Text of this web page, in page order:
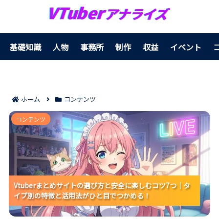
基礎知識 人物 事務所 制作 収益 イベント
ホーム コンテンツ
Vtuberまとめサイトの選び方と安全に楽しむコツ7つ｜
タイプ別の特徴と活用法がひと目でつかめる！
Vtuberまとめサイトの選び方と安全に楽しむコツ7つ｜タ
イプ別の特徴と活用法がひと目でつかめる！
Vtuberまとめサイトの選び方と安全に楽しむコツ7つ｜タ
イプ別の特徴と活用法がひと目でつかめる！
Vtuberまとめサイトの選び方と安全に楽しむコツ7つ｜タ
イプ別の特徴と活用法がひと目でつかめる！
コンテンツ